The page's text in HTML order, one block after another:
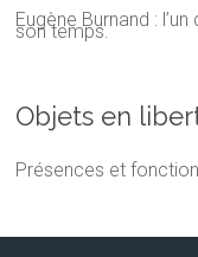
Eugène Burnand :
son temps.
Objets en
Présences et